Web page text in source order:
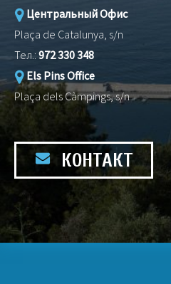
Центральный Офис
Plaça de Catalunya, s/n
Тел.:972 330 348
Els Pins Office
Plaça dels Càmpings, s/n
КОНТАКТ